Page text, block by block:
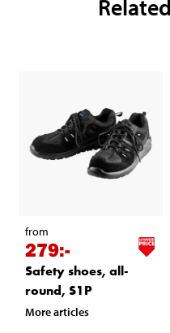
from
279:-
Safety shoes, all-
round, S1P
More articles